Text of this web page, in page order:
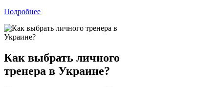
Подробнее
Как выбрать личного
тренера в Украине?